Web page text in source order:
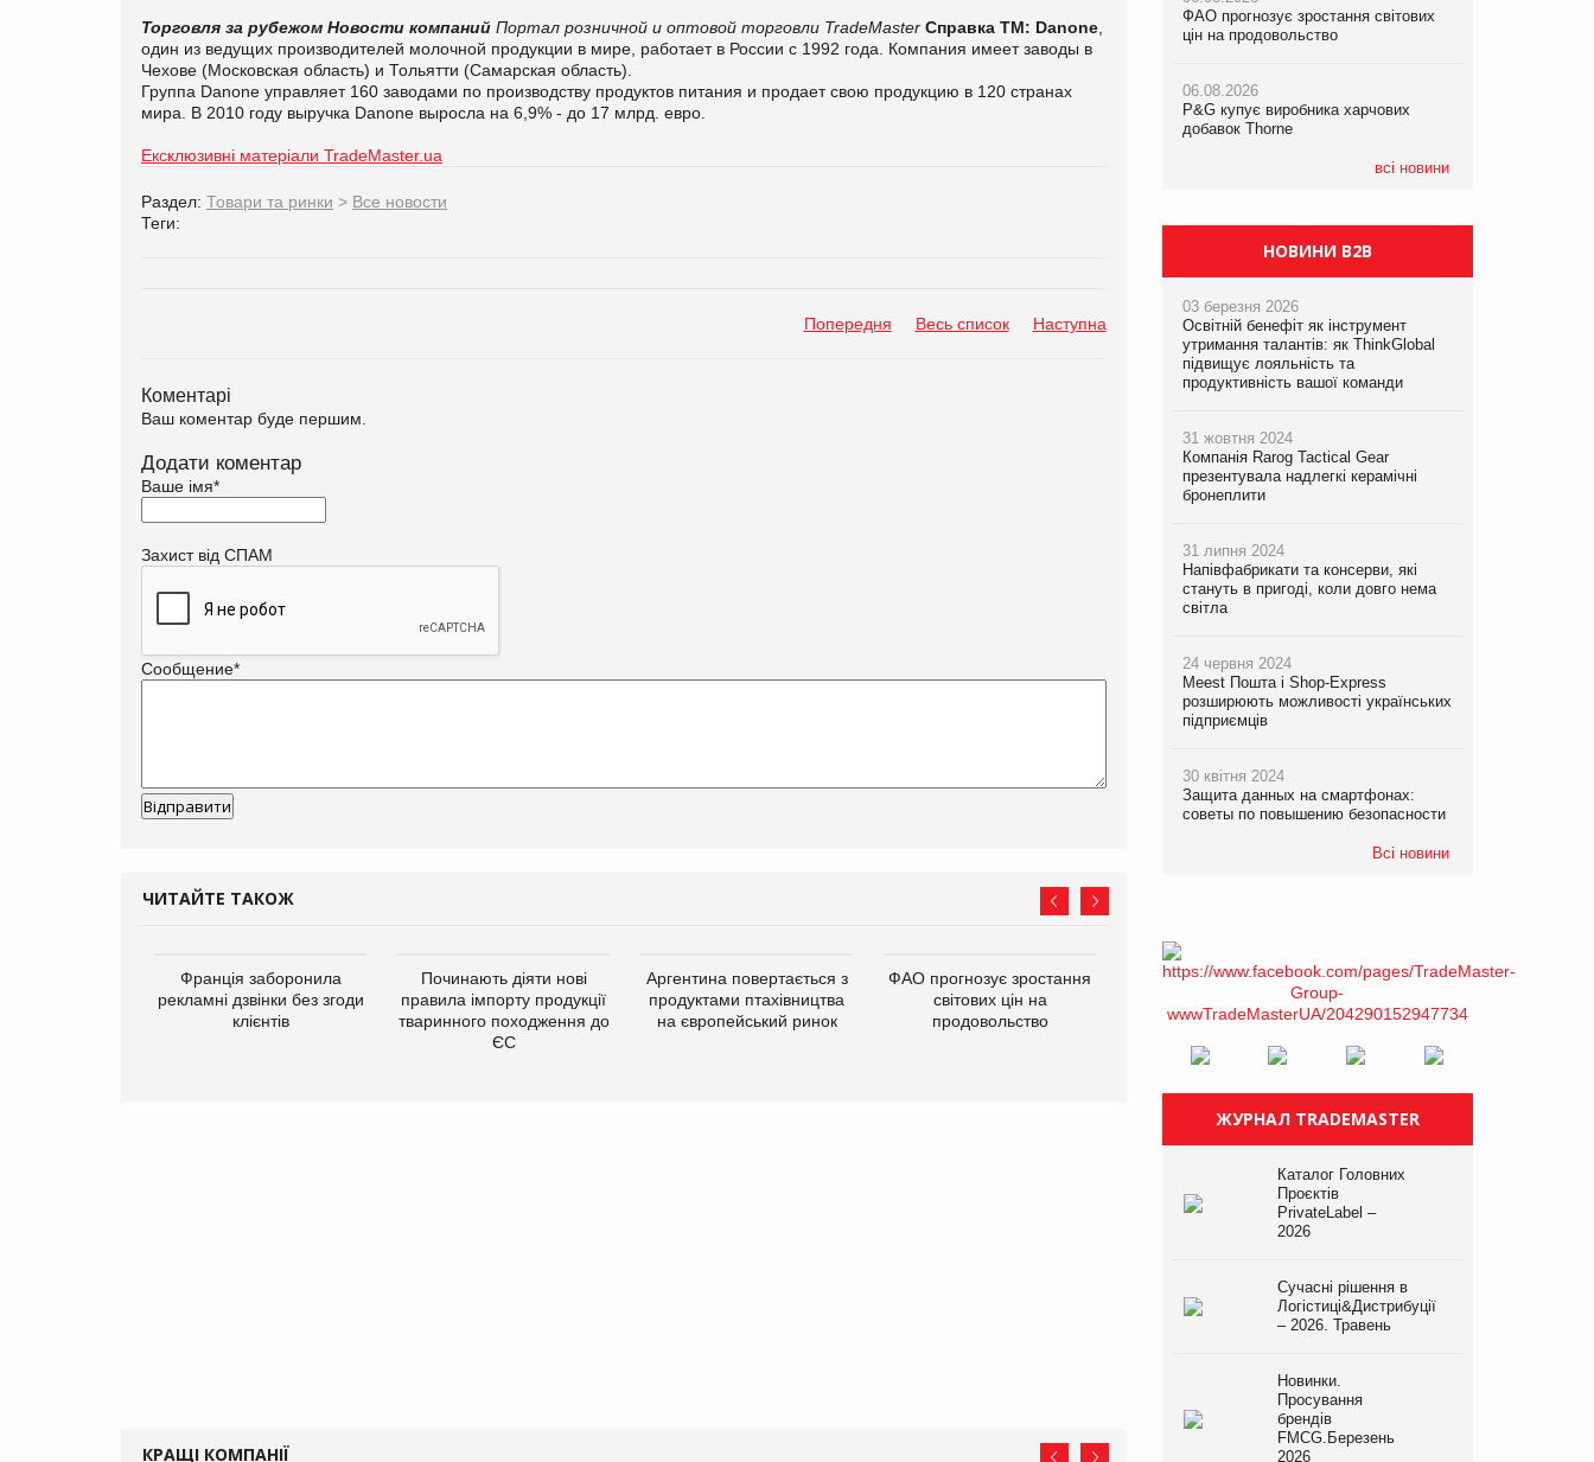
Торговля за рубежом Новости компаний Портал розничной и оптовой торговли TradeMaster Справка ТМ: Danone
один из ведущих производителей молочной продукции в мире, работает в России с 1992 года. Компания имеет заводы в
Чехове (Московская область) и Тольятти (Самарская область).
Группа Danone управляет 160 заводами по производству продуктов питания и продает свою продукцию в 120 странах
мира. В 2010 году выручка Danone выросла на 6,9% - до 17 млрд. евро.
Ексклюзивні матеріали TradeMaster.ua
Раздел: Товари та ринки > Все новости
Теги:
Попередня Весь список Наступна
Коментарі
Ваш коментар буде першим.
Додати коментар
Ваше імя*
Захист від СПАМ
Сообщение*
ЧИТАЙТЕ ТАКОЖ
Франція заборонила
рекламні дзвінки без згоди
клієнтів
Починають діяти нові
правила імпорту продукції
тваринного походження до
ЄС
Аргентина повертається з
продуктами птахівництва
на європейський ринок
ФАО прогнозує зростання
світових цін на
продовольство
P&G купує виробника
харчових добавок Thorne
Bosch заявила про повне
на складі після російської
КРАЩІ КОМПАНІЇ
ФАО прогнозує зростання світових
цін на продовольство
06.08.2026
P&G купує виробника харчових
добавок Thorne
всі новини
ФАО прогнозує зростання світових
цін на продовольство
06.08.2026
P&G купує виробника харчових
добавок Thorne
ФАО прогнозує зростання світових
цін на продовольство
06.08.2026
P&G купує виробника харчових
добавок Thorne
НОВИНИ B2B
03 березня 2026
Освітній бенефіт як інструмент
утримання талантів: як ThinkGlobal
підвищує лояльність та
продуктивність вашої команди
31 жовтня 2024
Компанія Rarog Tactical Gear
презентувала надлегкі керамічні
бронеплити
31 липня 2024
Напівфабрикати та консерви, які
стануть в пригоді, коли довго нема
світла
24 червня 2024
Meest Пошта і Shop-Express
розширюють можливості українських
підприємців
30 квітня 2024
Защита данных на смартфонах:
советы по повышению безопасности
Всі новини
ЖУРНАЛ TRADEMASTER
Каталог Головних
Проєктів
PrivateLabel –
2026
Сучасні рішення в
Логістиці&Дистрибуції
– 2026. Травень
Новинки.
Просування
брендів
FMCG.Березень
2026